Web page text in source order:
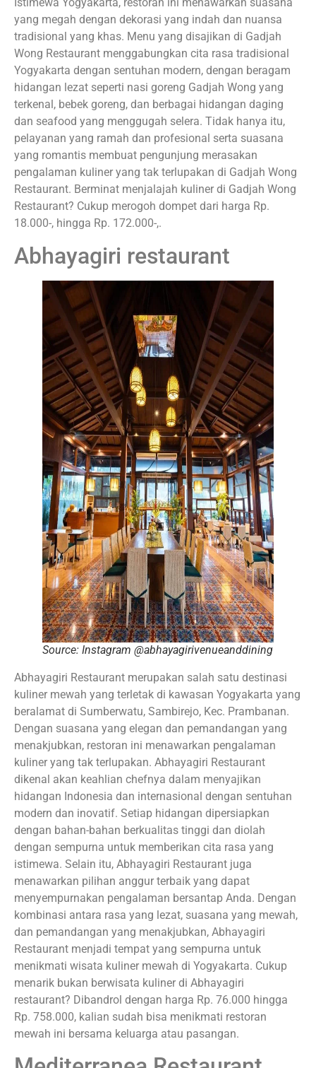
Istimewa Yogyakarta, restoran ini menawarkan suasana
yang megah dengan dekorasi yang indah dan nuansa
tradisional yang khas. Menu yang disajikan di Gadjah
Wong Restaurant menggabungkan cita rasa tradisional
Yogyakarta dengan sentuhan modern, dengan beragam
hidangan lezat seperti nasi goreng Gadjah Wong yang
terkenal, bebek goreng, dan berbagai hidangan daging
dan seafood yang menggugah selera. Tidak hanya itu,
pelayanan yang ramah dan profesional serta suasana
yang romantis membuat pengunjung merasakan
pengalaman kuliner yang tak terlupakan di Gadjah Wong
Restaurant. Berminat menjalajah kuliner di Gadjah Wong
Restaurant? Cukup merogoh dompet dari harga Rp.
18.000-, hingga Rp. 172.000-,.
Abhayagiri restaurant
Source: Instagram @abhayagirivenueanddining
Abhayagiri Restaurant merupakan salah satu destinasi
kuliner mewah yang terletak di kawasan Yogyakarta yang
beralamat di Sumberwatu, Sambirejo, Kec. Prambanan.
Dengan suasana yang elegan dan pemandangan yang
menakjubkan, restoran ini menawarkan pengalaman
kuliner yang tak terlupakan. Abhayagiri Restaurant
dikenal akan keahlian chefnya dalam menyajikan
hidangan Indonesia dan internasional dengan sentuhan
modern dan inovatif. Setiap hidangan dipersiapkan
dengan bahan-bahan berkualitas tinggi dan diolah
dengan sempurna untuk memberikan cita rasa yang
istimewa. Selain itu, Abhayagiri Restaurant juga
menawarkan pilihan anggur terbaik yang dapat
menyempurnakan pengalaman bersantap Anda. Dengan
kombinasi antara rasa yang lezat, suasana yang mewah,
dan pemandangan yang menakjubkan, Abhayagiri
Restaurant menjadi tempat yang sempurna untuk
menikmati wisata kuliner mewah di Yogyakarta. Cukup
menarik bukan berwisata kuliner di Abhayagiri
restaurant? Dibandrol dengan harga Rp. 76.000 hingga
Rp. 758.000, kalian sudah bisa menikmati restoran
mewah ini bersama keluarga atau pasangan.